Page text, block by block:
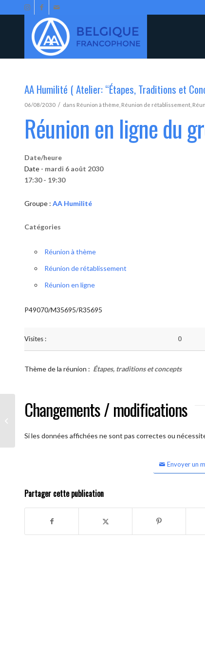
AA Humilité ( Atelier: “Étapes, Traditions et
06/08/2030 / dans Réunion à thème Réunion de rétablissement
Réunion en ligne du
Date/heure
Date - mardi 6 août 2030
17:30 - 19:30
Groupe : AA Humilité
Catégories
Réunion à thème
Réunion de rétablissement
Réunion en ligne
P49070/M35695/R35695
Visites : 0
Thème de la réunion : Étapes, traditions et concepts
Changements / modifications
Si les données affichées ne sont pas correctes ou
Envoyer un
Partager cette publication
AA Humilité ( Atelier: “Étapes,